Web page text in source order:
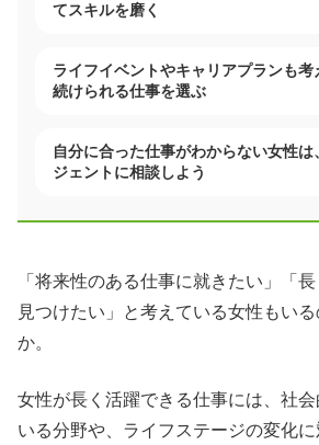
てスキルを磨く
ライフイベントやキャリアプランも考
続けられる仕事を選ぶ
自分に合った仕事がわからない女性
ジェントに相談しよう
「将来性のある仕事に就きたい」「
見つけたい」と考えている女性もい
か。
女性が長く活躍できる仕事には、社
いる分野や、ライフステージの変化